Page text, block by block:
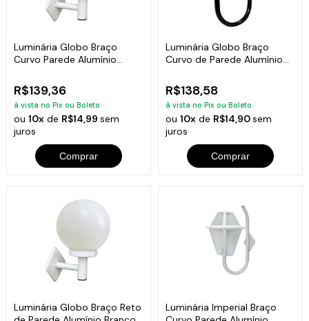
Luminária Globo Braço
Curvo Parede Alumínio
R$139,36
à vista no Pix ou Boleto
ou10x de R$14,99sem
juros
Comprar
Luminária Globo Braço
Curvo de Parede Alumínio
R$138,58
à vista no Pix ou Boleto
ou 10xde R$14,90sem
juros
Comprar
Luminária Globo Braço Reto
Luminária Imperial Braço